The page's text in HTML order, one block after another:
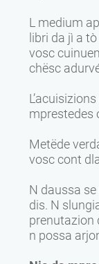
L medium
libri da jì a
vosc
chësc
mprestedes
Metëde
vosc cont
N daussa
dis. N
prenutazion
n possa